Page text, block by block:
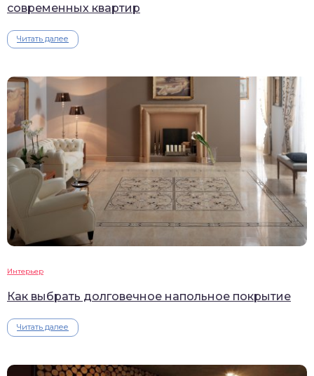
современных квартир
Читать далее
Интерьер
Как выбрать долговечное напольное покрытие
Читать далее